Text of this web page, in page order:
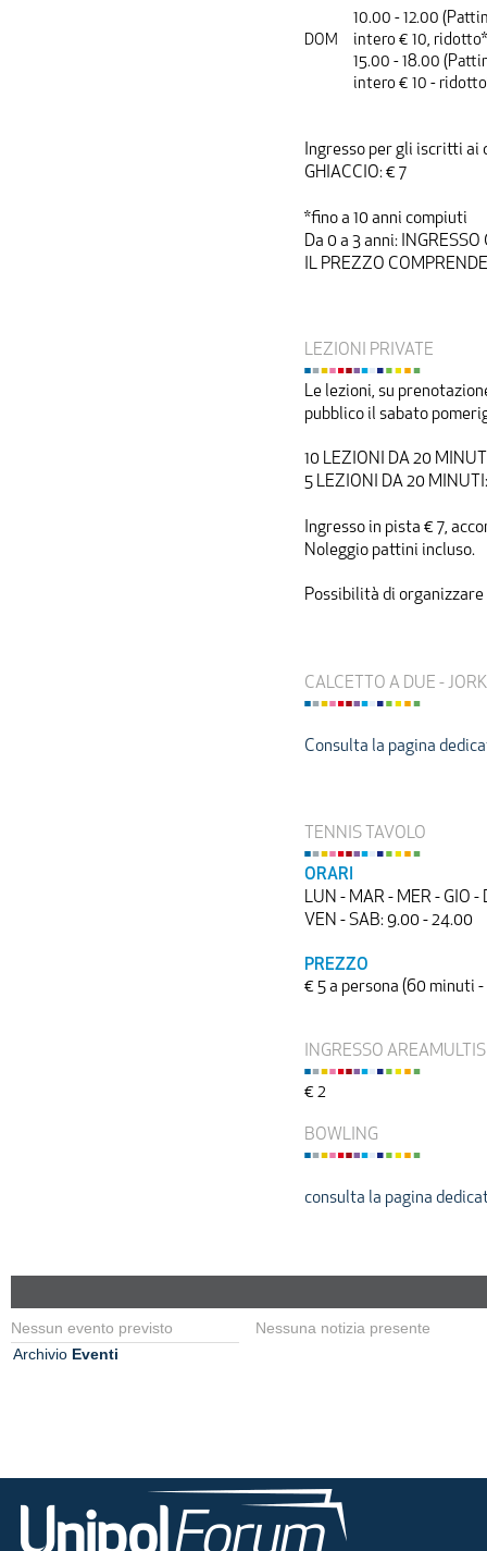
DOM
10.00 - 12.00
intero € 10,
15.00 - 18.00
intero € 10 -
Ingresso per gli iscritti ai
GHIACCIO: € 7
*fino a 10 anni compiuti
Da 0 a 3 anni: INGRESSO
IL PREZZO
LEZIONI PRIVATE
Le lezioni, su
pubblico il sabato
10 LEZIONI DA 20
5 LEZIONI DA 20
Ingresso in pista € 7,
Noleggio pattini incluso.
Possibilità di
CALCETTO A DUE -
Consulta la pagina
TENNIS TAVOLO
ORARI
LUN - MAR - MER - GIO
VEN - SAB: 9.00 - 24.00
PREZZO
€ 5 a persona (60 minuti
INGRESSO
€ 2
BOWLING
consulta la pagina
Nessun evento previsto
Archivio Eventi
Nessuna notizia presente